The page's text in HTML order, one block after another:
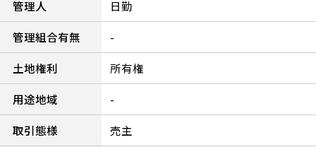
管理人
日勤
管理組合有無
-
土地権利
所有権
用途地域
-
取引態様
売主